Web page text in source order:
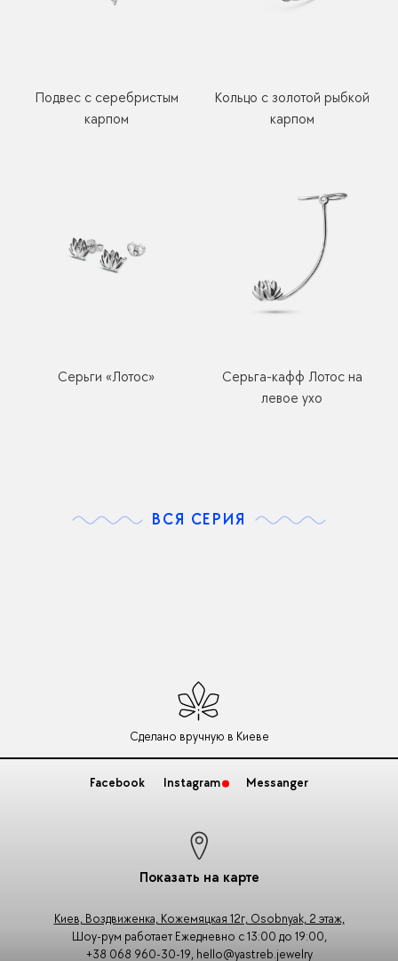
Подвес с серебристым
карпом
Кольцо с золотой рыбкой
карпом
Серьги «Лотос»
Серьга-кафф Лотос на
левое ухо
ВСЯ СЕРИЯ
Сделано вручную в Киеве
Facebook Instagram Messanger
Показать на карте
Киев, Воздвиженка, Кожемяцкая 12г, Osobnyak, 2 этаж,
Шоу-рум работает Ежедневно с 13:00 до 19:00,
+38 068 960-30-19, hello@yastreb.jewelry